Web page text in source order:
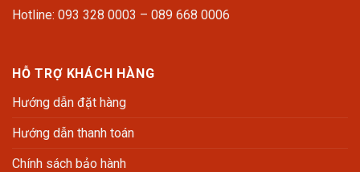
Hotline: 093 328 0003 – 089 668 0006
HỖ TRỢ KHÁCH HÀNG
Hướng dẫn đặt hàng
Hướng dẫn thanh toán
Chính sách bảo hành